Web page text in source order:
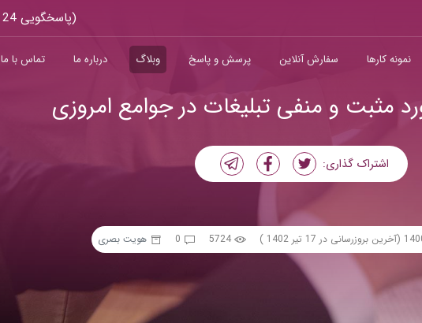
(پاسخگویی 24 ساعته)
نمونه کارها سفارش آنلاین پرسش و پاسخ وبلاگ درباره ما تماس با ما
مثبت و منفی تبلیغات در جوامع امروزی
اشتراک گذاری:
(آخرین بروزرسانی در 17 تیر 1402 ) 5724
0 هویت بصری